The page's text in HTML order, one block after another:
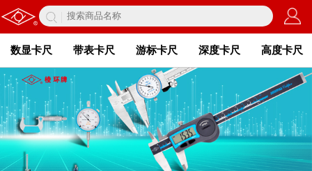
数显卡尺 带表卡尺 游标卡尺 深度卡尺 高度卡尺